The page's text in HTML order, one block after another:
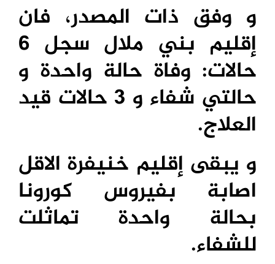
و وفق ذات المصدر، فان
إقليم بني ملال سجل 6
حالات: وفاة حالة واحدة و
حالتي شفاء و 3 حالات قيد
العلاج.
و يبقى إقليم خنيفرة الاقل
اصابة بفيروس كورونا
بحالة واحدة تماثلت
للشفاء.